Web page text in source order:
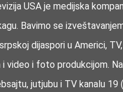
USA je medijska
Bavimo se
dijaspori u Americi,
i video i foto produkcijom.
jutjubu i TV kanalu 19